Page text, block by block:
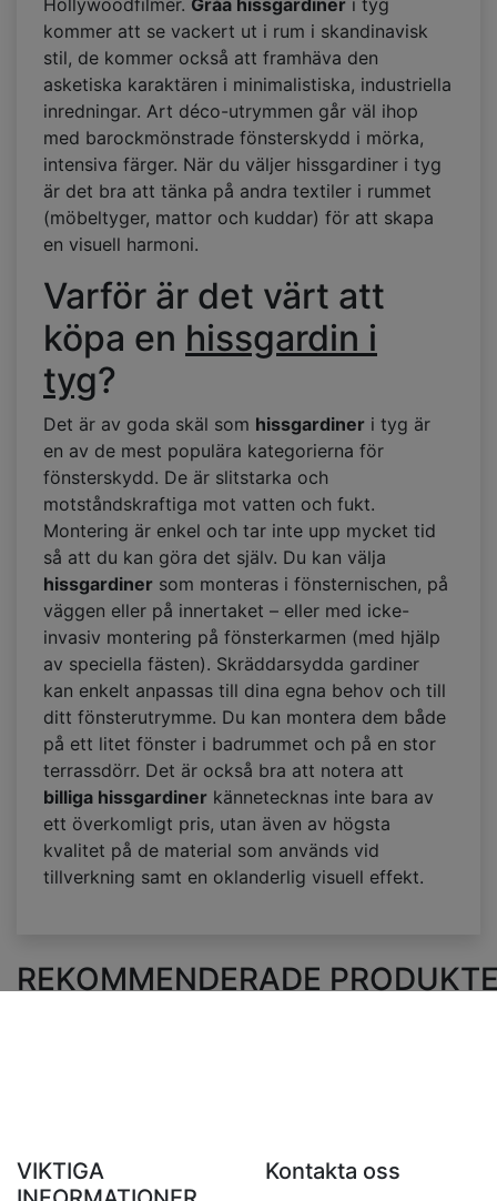
Hollywoodfilmer. Gråa hissgardiner i tyg
kommer att se vackert ut i rum i skandinavisk
stil, de kommer också att framhäva den
asketiska karaktären i minimalistiska, industriella
inredningar. Art déco-utrymmen går väl ihop
med barockmönstrade fönsterskydd i mörka,
intensiva färger. När du väljer hissgardiner i tyg
är det bra att tänka på andra textiler i rummet
(möbeltyger, mattor och kuddar) för att skapa
en visuell harmoni.
Varför är det värt att
köpa en hissgardin i
tyg?
Det är av goda skäl som hissgardiner i tyg är
en av de mest populära kategorierna för
fönsterskydd. De är slitstarka och
motståndskraftiga mot vatten och fukt.
Montering är enkel och tar inte upp mycket tid
så att du kan göra det själv. Du kan välja
hissgardiner som monteras i fönsternischen, på
väggen eller på innertaket – eller med icke-
invasiv montering på fönsterkarmen (med hjälp
av speciella fästen). Skräddarsydda gardiner
kan enkelt anpassas till dina egna behov och till
ditt fönsterutrymme. Du kan montera dem både
på ett litet fönster i badrummet och på en stor
terrassdörr. Det är också bra att notera att
billiga hissgardiner kännetecknas inte bara av
ett överkomligt pris, utan även av högsta
kvalitet på de material som används vid
tillverkning samt en oklanderlig visuell effekt.
REKOMMENDERADE
VIKTIGA
Kontakta oss